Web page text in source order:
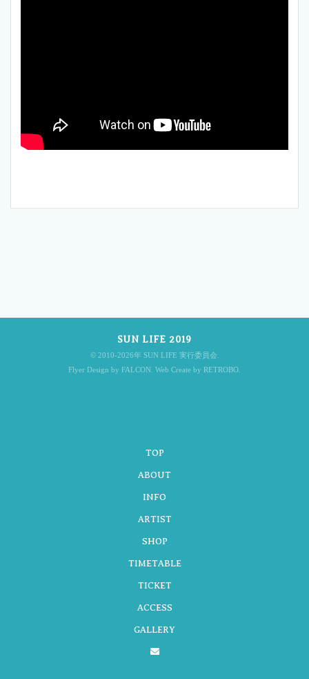
SUN LIFE 2019
© 2010-2026年 SUN LIFE 実行委員会.
Flyer Design by FALCON. Web Create by RETROBO.
TOP
ABOUT
INFO
ARTIST
SHOP
TIMETABLE
TICKET
ACCESS
GALLERY